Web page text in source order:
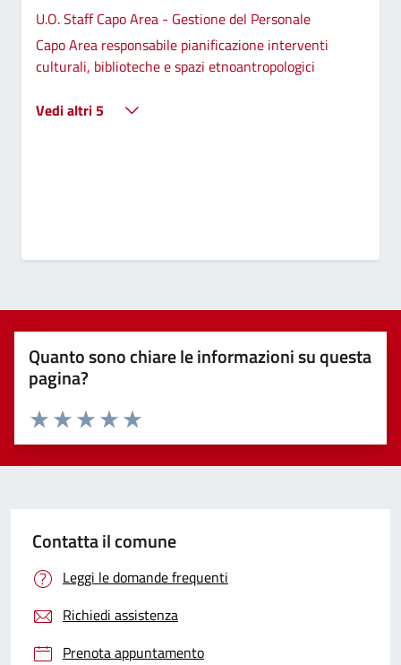
U.O. Staff Capo Area - Gestione del Personale
Capo Area responsabile pianificazione interventi
culturali, biblioteche e spazi etnoantropologici
Vedi altri 5
Quanto sono chiare le informazioni su questa
pagina?
Valuta 5 stelle su 5
Valuta 4 stelle su 5
Valuta 3 stelle su 5
Valuta 2 stelle su 5
Valuta 1 stelle su 5
Contatta il comune
Leggi le domande frequenti
Richiedi assistenza
Prenota appuntamento